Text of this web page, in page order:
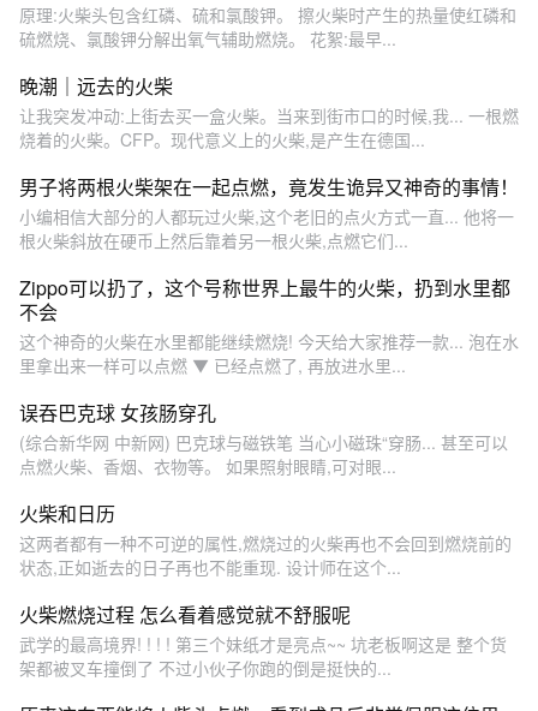
原理:火柴头包含红磷、硫和氯酸钾。 擦火柴时产生的热量使红磷和
硫燃烧、氯酸钾分解出氧气辅助燃烧。 花絮:最早...
晚潮｜远去的火柴
让我突发冲动:上街去买一盒火柴。当来到街市口的时候,我... 一根燃
烧着的火柴。CFP。现代意义上的火柴,是产生在德国...
男子将两根火柴架在一起点燃，竟发生诡异又神奇的事情！
小编相信大部分的人都玩过火柴,这个老旧的点火方式一直... 他将一
根火柴斜放在硬币上然后靠着另一根火柴,点燃它们...
Zippo可以扔了，这个号称世界上最牛的火柴，扔到水里都
不会
这个神奇的火柴在水里都能继续燃烧! 今天给大家推荐一款... 泡在水
里拿出来一样可以点燃 ▼ 已经点燃了, 再放进水里...
误吞巴克球 女孩肠穿孔
(综合新华网 中新网) 巴克球与磁铁笔 当心小磁珠“穿肠... 甚至可以
点燃火柴、香烟、衣物等。 如果照射眼睛,可对眼...
火柴和日历
这两者都有一种不可逆的属性,燃烧过的火柴再也不会回到燃烧前的
状态,正如逝去的日子再也不能重现. 设计师在这个...
火柴燃烧过程 怎么看着感觉就不舒服呢
武学的最高境界! ! ! ! 第三个妹纸才是亮点~~ 坑老板啊这是 整个货
架都被叉车撞倒了 不过小伙子你跑的倒是挺快的...